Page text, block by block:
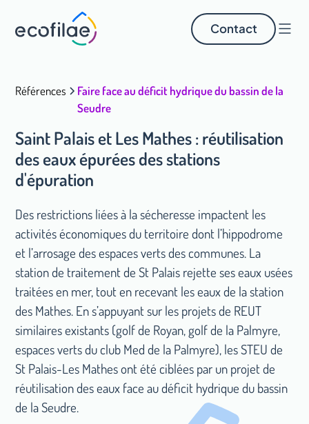
Contact
Références
Faire face au déficit hydrique du bassin de la
Seudre
Saint Palais et Les Mathes : réutilisation
des eaux épurées des stations
d'épuration
Des restrictions liées à la sécheresse impactent les
activités économiques du territoire dont l’hippodrome
et l’arrosage des espaces verts des communes. La
station de traitement de St Palais rejette ses eaux usées
traitées en mer, tout en recevant les eaux de la station
des Mathes. En s’appuyant sur les projets de REUT
similaires existants (golf de Royan, golf de la Palmyre,
espaces verts du club Med de la Palmyre), les STEU de
St Palais-Les Mathes ont été ciblées par un projet de
réutilisation des eaux face au déficit hydrique du bassin
de la Seudre.